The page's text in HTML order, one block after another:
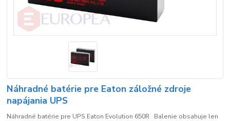
Náhradné batérie pre Eaton záložné zdroje
napájania UPS
Náhradné batérie pre UPS Eaton Evolution 650R Balenie obsahuje len